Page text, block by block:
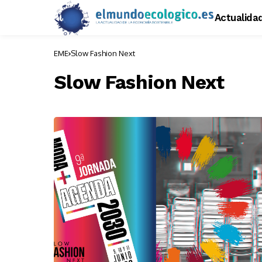
EME Slow Fashion Next
Slow Fashion Next